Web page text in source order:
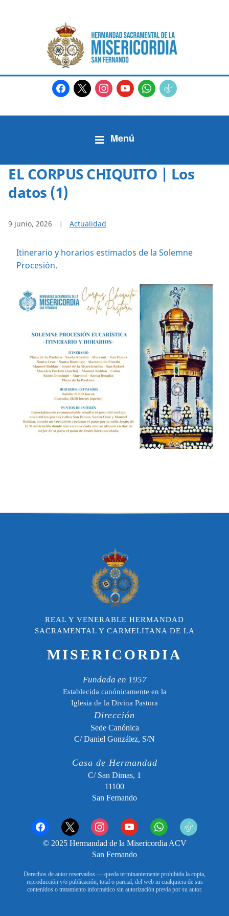
facebook
x instagram
youtubewhatsapp
tiktok2
EL CORPUS CHIQUITO | Los
datos (1)
9 junio, 2026 Actualidad
Itinerario y horarios estimados de la Solemne
Procesión.
REAL Y VENERABLE HERMANDAD
SACRAMENTAL Y CARMELITANA DE LA
MISERICORDIA
Fundada en 1957
Establecida canónicamente en la
Iglesia de la Divina Pastora
Dirección
Sede Canónica
C/ Daniel González, S/N
Casa de Hermandad
C/ San Dimas, 1
11100
San Fernando
facebook x instagramyoutube whatsapp tiktok2
© 2025 Hermandad de la Misericordia ACV
San Fernando
Derechos de autor reservados — queda terminantemente prohibida la copia,
reproducción y/o publicación, total o parcial, del web ni cualquiera de sus
contenidos o tratamiento informático sin autorización previa por su autor.